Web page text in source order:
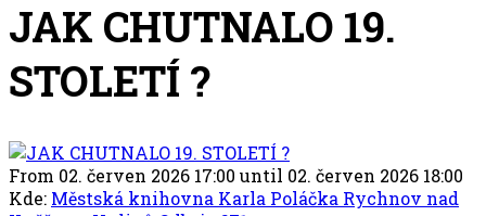
JAK CHUTNALO 19.
STOLETÍ ?
From 02. červen 2026 17:00 until 02. červen 2026 18:00
Kde: Městská knihovna Karla Poláčka Rychnov nad